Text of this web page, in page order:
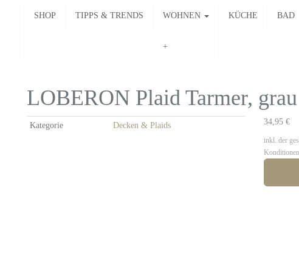
SHOP TIPPS & TRENDS WOHNEN KÜCHE BAD
LOBERON Plaid Tarmer,
34,95 €
inkl. der
Kategorie Decken & Plaids